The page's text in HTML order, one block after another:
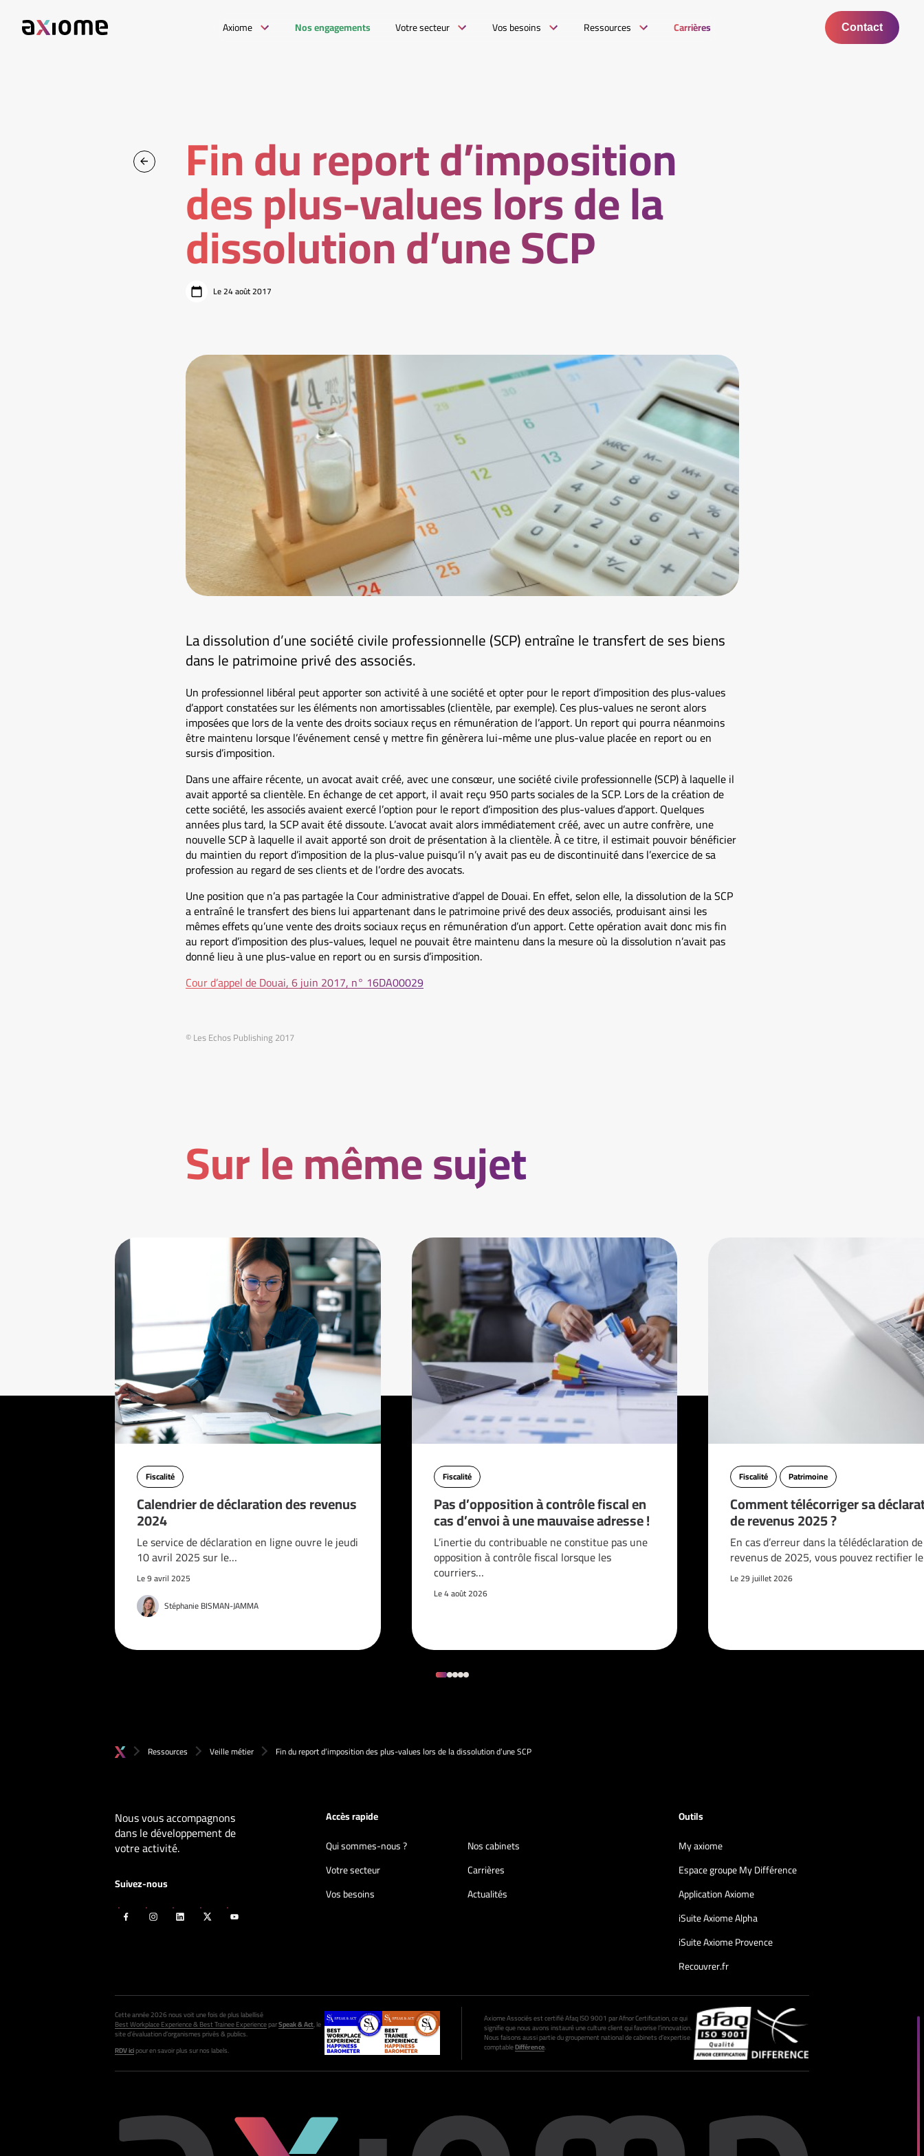
Axiome Nos engagements Votre secteur Vos besoins Ressources Carrières Contact
Fin du report d’imposition
des plus-values lors de la
dissolution d’une SCP
Le 24 août 2017
La dissolution d’une société civile professionnelle (SCP) entraîne le transfert de ses biens
dans le patrimoine privé des associés.
Un professionnel libéral peut apporter son activité à une société et opter pour le report d’imposition des plus-values
d’apport constatées sur les éléments non amortissables (clientèle, par exemple). Ces plus-values ne seront alors
imposées que lors de la vente des droits sociaux reçus en rémunération de l’apport. Un report qui pourra néanmoins
être maintenu lorsque l’événement censé y mettre fin génèrera lui-même une plus-value placée en report ou en
sursis d’imposition.
Dans une affaire récente, un avocat avait créé, avec une consœur, une société civile professionnelle (SCP) à laquelle il
avait apporté sa clientèle. En échange de cet apport, il avait reçu 950 parts sociales de la SCP. Lors de la création de
cette société, les associés avaient exercé l’option pour le report d’imposition des plus-values d’apport. Quelques
années plus tard, la SCP avait été dissoute. L’avocat avait alors immédiatement créé, avec un autre confrère, une
nouvelle SCP à laquelle il avait apporté son droit de présentation à la clientèle. À ce titre, il estimait pouvoir bénéficier
du maintien du report d’imposition de la plus-value puisqu’il n’y avait pas eu de discontinuité dans l’exercice de sa
profession au regard de ses clients et de l’ordre des avocats.
Une position que n’a pas partagée la Cour administrative d’appel de Douai. En effet, selon elle, la dissolution de la SCP
a entraîné le transfert des biens lui appartenant dans le patrimoine privé des deux associés, produisant ainsi les
mêmes effets qu’une vente des droits sociaux reçus en rémunération d’un apport. Cette opération avait donc mis fin
au report d’imposition des plus-values, lequel ne pouvait être maintenu dans la mesure où la dissolution n’avait pas
donné lieu à une plus-value en report ou en sursis d’imposition.
Cour d’appel de Douai, 6 juin 2017, n° 16DA00029
© Les Echos Publishing 2017
Sur le même sujet
Fiscalité
Calendrier de déclaration des revenus
2024
Le service de déclaration en ligne ouvre le jeudi
10 avril 2025 sur le…
Le 9 avril 2025
Stéphanie BISMAN-JAMMA
Fiscalité
Pas d’opposition à contrôle fiscal en
cas d’envoi à une mauvaise adresse !
L’inertie du contribuable ne constitue pas une
opposition à contrôle fiscal lorsque les
courriers…
Le 4 août 2026
Fiscalité Patrimoine
Comment télécorriger sa
de revenus 2025 ?
En cas d’erreur dans la télédéclaration
revenus de 2025, vous pouvez rectifier
Le 29 juillet 2026
Ressources Veille métier Fin du report d’imposition des plus-values lors de la dissolution d’une SCP
Nous vous accompagnons
dans le développement de
votre activité.
Suivez-nous
Accès rapide
Qui sommes-nous ?
Nos cabinets
Votre secteur
Carrières
Vos besoins
Actualités
Outils
My axiome
Espace groupe My Différence
Application Axiome
iSuite Axiome Alpha
iSuite Axiome Provence
Recouvrer.fr
Cette année 2026 nous voit une fois de plus labellisé
Best Workplace Experience & Best Trainee ExperienceparSpeak & Act, le
site d’évaluation d’organismes privés & publics.
RDV icipour en savoir plus sur nos labels.
Axiome Associés est certifié Afaq ISO 9001 par Afnor Certification, ce qui
signifie que nous avons instauré une culture client qui favorise l’innovation.
Nous faisons aussi partie du groupement national de cabinets d’expertise
comptableDifférence.